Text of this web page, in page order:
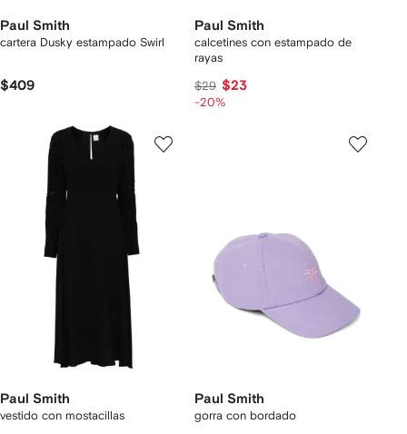
Paul Smith
cartera Dusky estampado Swirl
$409
Paul Smith
calcetines con estampado de
rayas
$29 $23
-20%
Paul Smith
vestido con mostacillas
Paul Smith
gorra con bordado